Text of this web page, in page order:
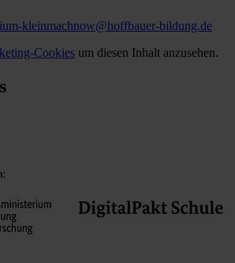
kleinmachnow@hoffbauer-bildung.de
Cookies um diesen Inhalt anzusehen.